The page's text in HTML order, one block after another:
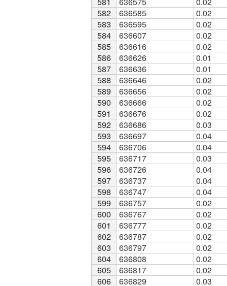
582
636585
0.02
583
636595
0.02
584
636607
0.02
585
636616
0.02
586
636626
0.01
587
636636
0.01
588
636646
0.02
589
636656
0.02
590
636666
0.02
591
636676
0.02
592
636686
0.03
593
636697
0.04
594
636706
0.04
595
636717
0.03
596
636726
0.04
597
636737
0.04
598
636747
0.04
599
636757
0.02
600
636767
0.02
601
636777
0.02
602
636787
0.02
603
636797
0.02
604
636808
0.02
605
636817
0.02
606
636829
0.03
582
583
584
585
586
587
588
589
590
591
592
593
594
595
596
597
598
599
600
601
602
603
604
605
606